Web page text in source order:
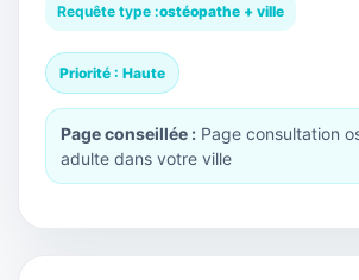
Requête type :ostéopathe + ville
Priorité : Haute
Page conseillée : Page consultation
adulte dans votre ville